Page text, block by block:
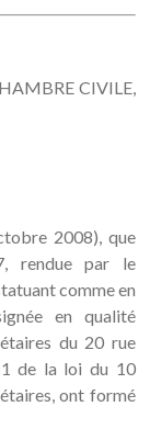
CIVILE,
2008), que
rendue par le
comme en
en qualité
du 20 rue
de la loi du 10
ont formé